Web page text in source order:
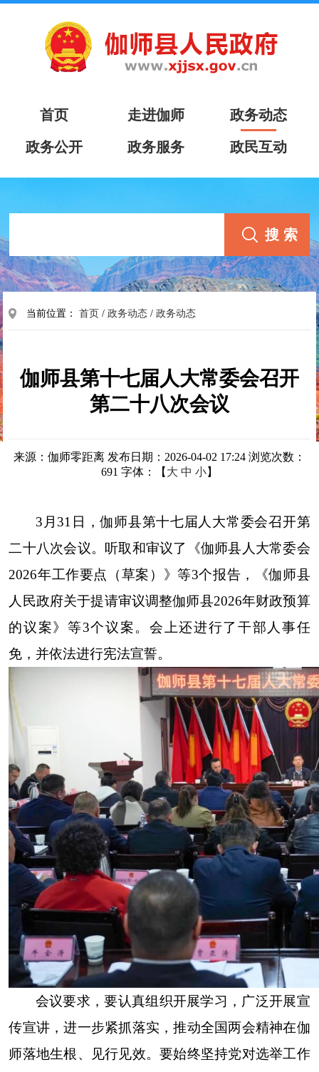
首页 走进伽师 政务动态
政务公开 政务服务 政民互动
当前位置：首页 /政务动态 /政务动态
伽师县第十七届人大常委会召开
第二十八次会议
来源：伽师零距离 发布日期：2026-04-02 17:24 浏览次数：
691 字体：【 大 中 小】
3月31日，伽师县第十七届人大常委会召开第
二十八次会议。听取和审议了《伽师县人大常委会
2026年工作要点（草案）》等3个报告，《伽师县
人民政府关于提请审议调整伽师县2026年财政预算
的议案》等3个议案。会上还进行了干部人事任
免，并依法进行宪法宣誓。
会议要求，要认真组织开展学习，广泛开展宣
传宣讲，进一步紧抓落实，推动全国两会精神在伽
师落地生根、见行见效。要始终坚持党对选举工作